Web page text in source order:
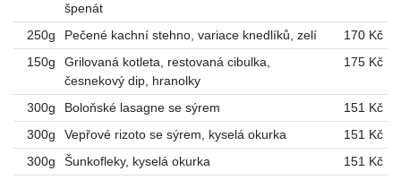
špenát
250g Pečené kachní stehno, variace knedlíků, zelí
170 Kč
150g
Grilovaná kotleta, restovaná cibulka,
česnekový dip, hranolky
175 Kč
300g Boloňské lasagne se sýrem
151 Kč
300g
Vepřové rizoto se sýrem, kyselá okurka
151 Kč
300g
Šunkofleky, kyselá okurka
151 Kč